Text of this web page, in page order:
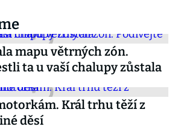
mapu větrných zón.
ta u vaší chalupy zůstala
Král trhu těží z
děsí